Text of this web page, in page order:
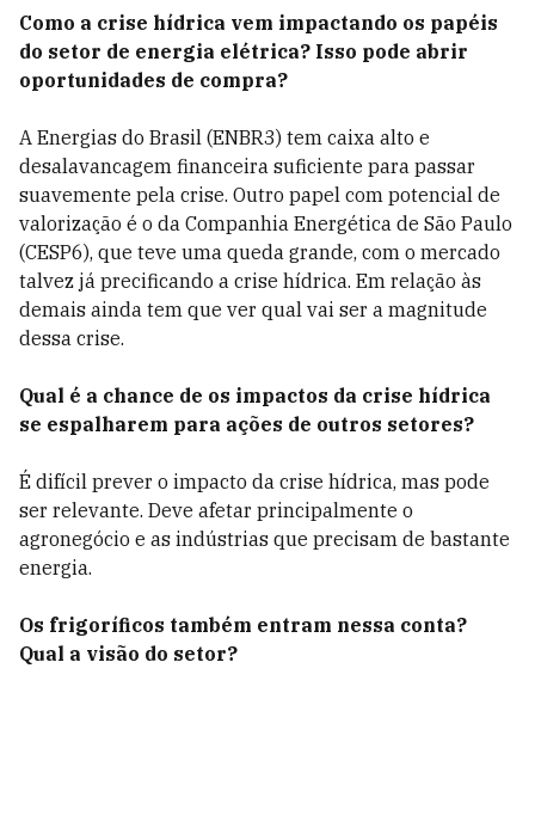
Como a crise hídrica vem impactando os papéis
do setor de energia elétrica? Isso pode abrir
oportunidades de compra?
A Energias do Brasil (ENBR3) tem caixa alto e
desalavancagem financeira suficiente para passar
suavemente pela crise. Outro papel com potencial de
valorização é o da Companhia Energética de São Paulo
(CESP6), que teve uma queda grande, com o mercado
talvez já precificando a crise hídrica. Em relação às
demais ainda tem que ver qual vai ser a magnitude
dessa crise.
Qual é a chance de os impactos da crise hídrica
se espalharem para ações de outros setores?
É difícil prever o impacto da crise hídrica, mas pode
ser relevante. Deve afetar principalmente o
agronegócio e as indústrias que precisam de bastante
energia.
Os frigoríficos também entram nessa conta?
Qual a visão do setor?